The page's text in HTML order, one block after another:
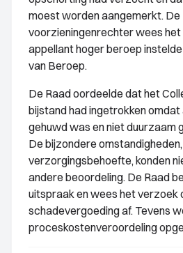
moest worden aangemerkt. De
voorzieningenrechter wees
appellant hoger beroep
van Beroep.
De Raad oordeelde dat het
bijstand had ingetrokken
gehuwd was en niet duurzaam
De bijzondere
verzorgingsbehoefte, konden
andere beoordeling. De Raad
uitspraak en wees het verzoek
schadevergoeding af. Tevens
proceskostenveroordeling